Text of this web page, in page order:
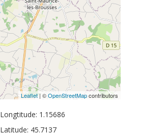
Leaflet | ©OpenStreetMapcontributors
Longtitude: 1.15686
Latitude: 45.7137